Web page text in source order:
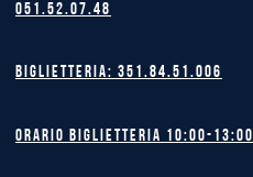
051.52.07.48
Biglietteria: 351.84.51.006
Orario biglietteria 10:00-13:00